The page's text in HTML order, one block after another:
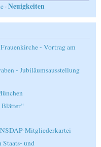
·Neuigkeiten
- Vortrag am
- Jubiläumsausstellung
Blätter“
Mitgliederkartei
Staats- und